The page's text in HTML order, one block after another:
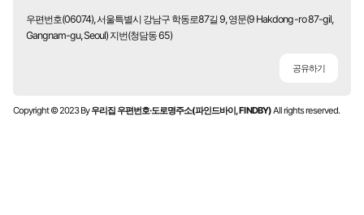
우편번호(06074), 서울특별시 강남구 학동로87길 9, 영문(9 Hakdong-ro 87-gil,
Gangnam-gu, Seoul) 지번(청담동 65)
공유하기
Copyright © 2023 By우리집 우편번호·도로명주소(파인드바이, FINDBY)All rights reserved.